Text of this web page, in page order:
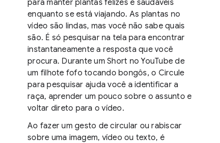
para manter plantas felizes e saudáveis
enquanto se está viajando. As plantas no
vídeo são lindas, mas você não sabe quais
são. É só pesquisar na tela para encontrar
instantaneamente a resposta que você
procura. Durante um Short no YouTube de
um filhote fofo tocando bongôs, o Circule
para pesquisar ajuda você a identificar a
raça, aprender um pouco sobre o assunto e
voltar direto para o vídeo.
Ao fazer um gesto de circular ou rabiscar
sobre uma imagem, vídeo ou texto, é